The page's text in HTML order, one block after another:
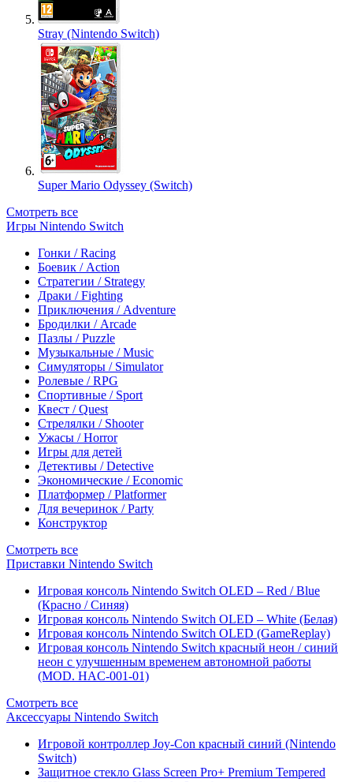
Stray (Nintendo Switch)
Super Mario Odyssey (Switch)
Смотреть все
Игры Nintendo Switch
Гонки / Racing
Боевик / Action
Стратегии / Strategy
Драки / Fighting
Приключения / Adventure
Бродилки / Arcade
Пазлы / Puzzle
Музыкальные / Music
Симуляторы / Simulator
Ролевые / RPG
Спортивные / Sport
Квест / Quest
Стрелялки / Shooter
Ужасы / Horror
Игры для детей
Детективы / Detective
Экономические / Economic
Платформер / Platformer
Для вечеринок / Party
Конструктор
Смотреть все
Приставки Nintendo Switch
Игровая консоль Nintendo Switch OLED – Red / Blue
(Красно / Синяя)
Игровая консоль Nintendo Switch OLED – White (Белая)
Игровая консоль Nintendo Switch OLED (GameReplay)
Игровая консоль Nintendo Switch красный неон / синий
неон с улучшенным временем автономной работы
(MOD. HAC-001-01)
Смотреть все
Аксессуары Nintendo Switch
Игровой контроллер Joy-Con красный синий (Nintendo
Switch)
Защитное стекло Glass Screen Pro+ Premium Tempered